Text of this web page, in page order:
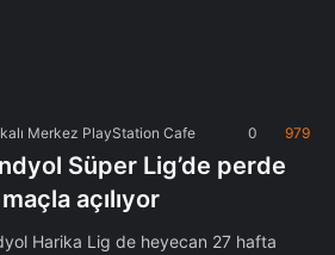
Merkez PlayStation Cafe 0 979
Süper Lig’de perde
açılıyor
Harika Lig de heyecan 27 hafta